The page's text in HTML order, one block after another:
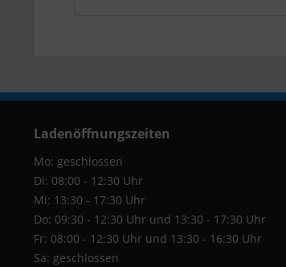
Ladenöffnungszeiten
Mo: geschlossen
Di: 08:00 - 12:30 Uhr
Mi: 13:30 - 17:30 Uhr
Do: 09:30 - 12:30 Uhr und 13:30 - 17:30 Uhr
Fr: 08:00 - 12:30 Uhr und 13:30 - 16:30 Uhr
Sa: geschlossen